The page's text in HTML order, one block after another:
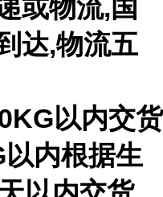
或物流,国
达,物流五
以内交货
内根据生